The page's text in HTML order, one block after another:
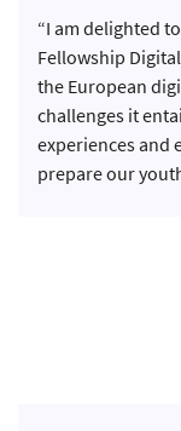
“I am delighted
Fellowship
the European
challenges it
experiences and
prepare our